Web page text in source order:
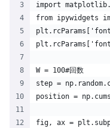
import
from ipywidgets
W = 100#回数
step =
position =
fig, ax =